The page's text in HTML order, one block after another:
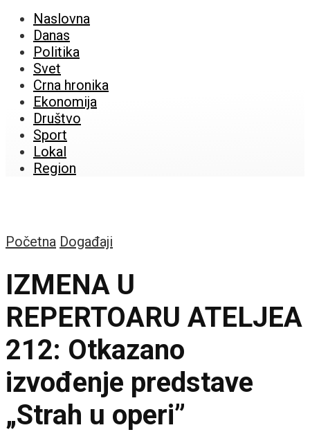
Naslovna
Danas
Politika
Svet
Crna hronika
Ekonomija
Društvo
Sport
Lokal
Region
Početna Događaji
IZMENA U
REPERTOARU ATELJEA
212: Otkazano
izvođenje predstave
„Strah u operi”